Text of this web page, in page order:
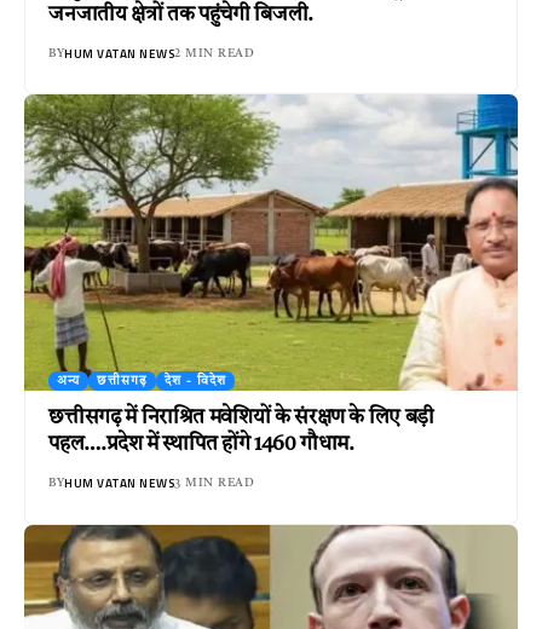
जनजातीय क्षेत्रों तक पहुंचेगी बिजली.
BYHUM VATAN NEWS2 MIN READ
अन्य छत्तीसगढ़ देश - विदेश
छत्तीसगढ़ में निराश्रित मवेशियों के संरक्षण के लिए बड़ी
पहल….प्रदेश में स्थापित होंगे 1460 गौधाम.
BYHUM VATAN NEWS3 MIN READ